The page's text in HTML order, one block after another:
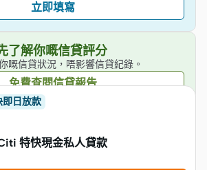
立即填寫
了解你嘅信貸評分
嘅信貸狀況，唔影響信貸紀錄。
免費查閱信貸報告
即日放款
特快現金私人貸款